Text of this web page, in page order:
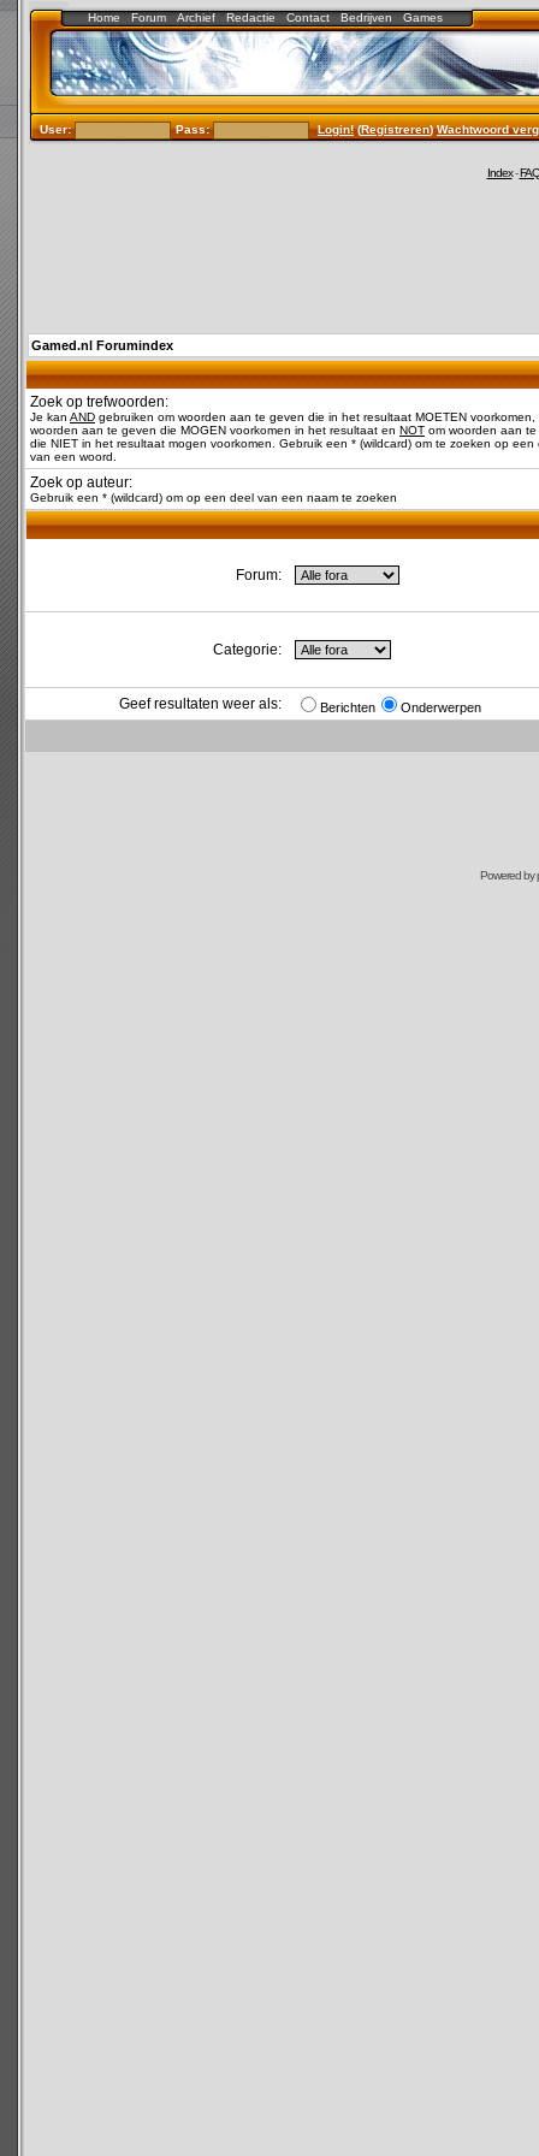
Home Forum Archief Redactie Contact Bedrijven Games
User: Pass: Login!(Registreren)Wachtwoord
Index-FAQ
Gamed.nl Forumindex
Zoek op trefwoorden:
Je kan AND gebruiken om woorden aan te geven die in het resultaat MOETEN voorkomen,
woorden aan te geven die MOGEN voorkomen in het resultaat en NOT om woorden aan
die NIET in het resultaat mogen voorkomen. Gebruik een * (wildcard) om te zoeken op een
van een woord.
Zoek op auteur:
Gebruik een * (wildcard) om op een deel van een naam te zoeken
Forum:
Categorie:
Geef resultaten weer als: Berichten Onderwerpen
Powered by